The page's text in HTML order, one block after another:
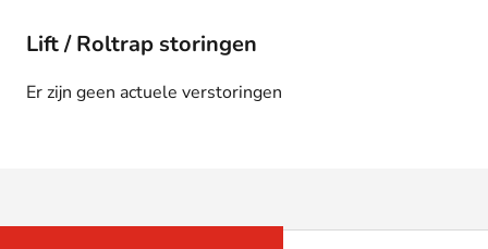
Lift / Roltrap storingen
Er zijn geen actuele verstoringen